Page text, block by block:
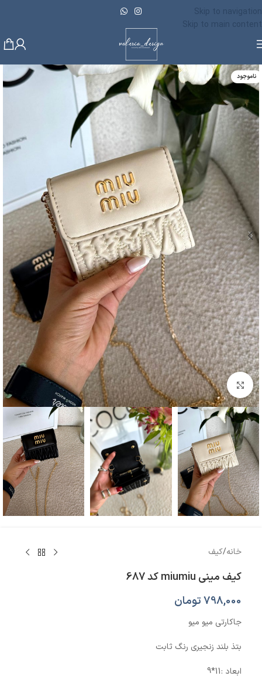
Skip to navigation
Skip to main content
ناموجود
بزرگنمایی تصویر
خانه/کیف
کیف مینی miumiu کد 687
798,000تومان
جاکارتی میو میو
بتذ بلند زنجیری رنگ ثابت
ابعاد :11*9